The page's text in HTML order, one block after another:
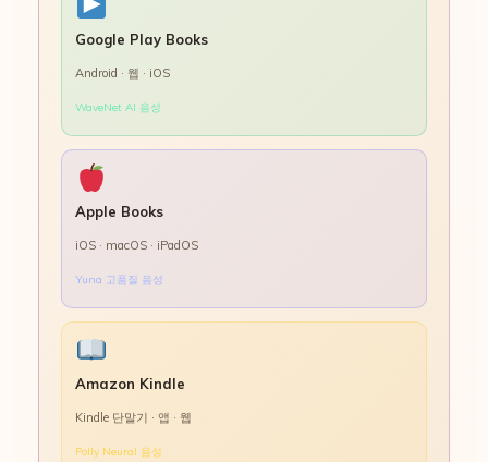
Google Play Books
Android · 웹 · iOS
WaveNet AI 음성
Apple Books
iOS · macOS · iPadOS
Yuna 고품질 음성
Amazon Kindle
Kindle 단말기 · 앱 · 웹
Polly Neural 음성